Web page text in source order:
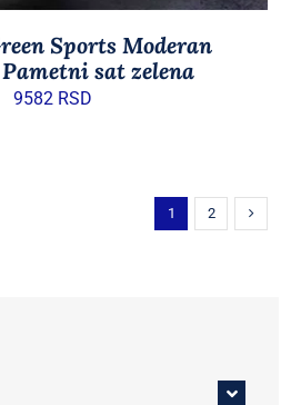
Sports Moderan
sat zelena
9582 RSD
1 2